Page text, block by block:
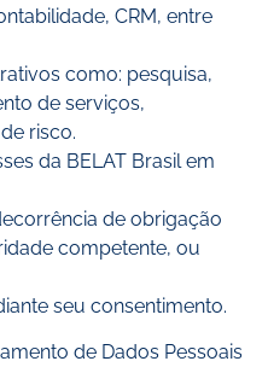
CRM, entre
como: pesquisa,
de serviços,
risco.
da BELAT Brasil em
de obrigação
competente, ou
seu consentimento.
de Dados Pessoais